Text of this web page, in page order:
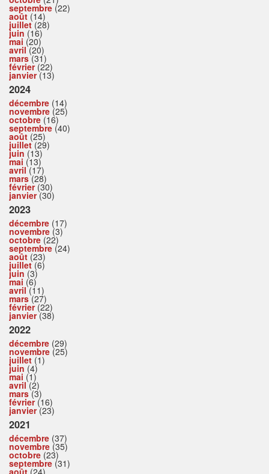
septembre (22)
août (14)
juillet(28)
juin (16)
mai (20)
avril(20)
mars(31)
février(22)
janvier(13)
2024
décembre (14)
novembre (25)
octobre (16)
septembre (40)
août (25)
juillet(29)
juin (13)
mai (13)
avril(17)
mars(28)
février(30)
janvier(30)
2023
décembre (17)
novembre (3)
octobre (22)
septembre (24)
août (23)
juillet(6)
juin (3)
mai (6)
avril(11)
mars(27)
février(22)
janvier(38)
2022
décembre (29)
novembre (25)
juillet (1)
juin (4)
mai (1)
avril(2)
mars(3)
février(16)
janvier(23)
2021
décembre (37)
novembre (35)
octobre (23)
septembre (31)